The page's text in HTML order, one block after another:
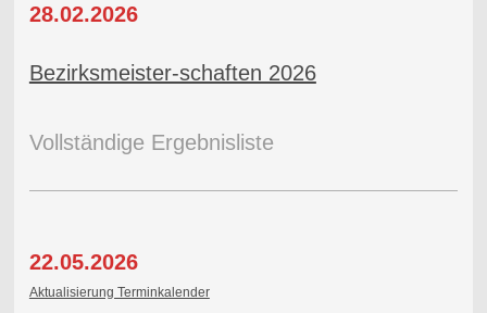
28.02.2026
Bezirksmeister-schaften 2026
Vollständige Ergebnisliste
22.05.2026
Aktualisierung Terminkalender